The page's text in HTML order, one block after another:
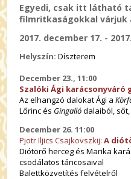
Egyedi, csak itt látható
filmritkaságokkal várjuk
2017. december 17. -
Helyszín:Díszterem
December 23., 11:00
Szalóki Ági karácsonyváró
Az elhangzó dalokat Ági a
Lőrinc és Gingallódalaiból, sőt,
December 26. 11:00
Pjotr Iljics Csajkovszkij:A
Diótörő herceg és Marika
csodálatos táncosaival
Balettközvetítés felvételről